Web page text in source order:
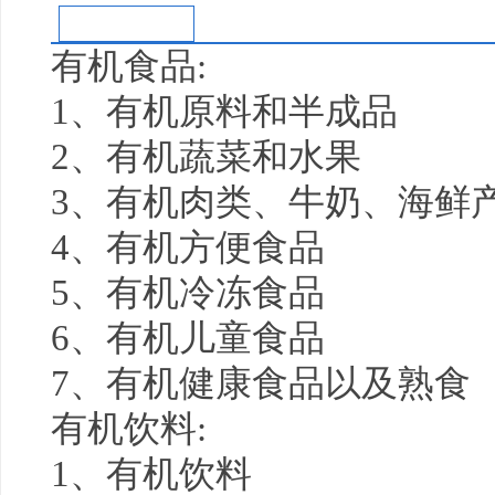
有机食品:
1、有机原料和半成品
2、有机蔬菜和水果
3、有机肉类、牛奶、海鲜
4、有机方便食品
5、有机冷冻食品
6、有机儿童食品
7、有机健康食品以及熟食
有机饮料:
1、有机饮料